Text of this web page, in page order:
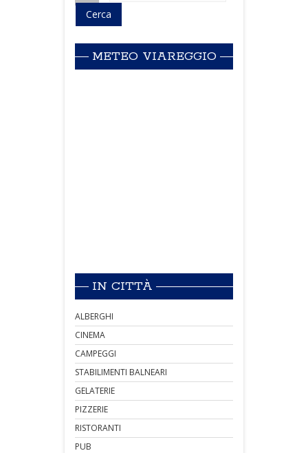
METEO VIAREGGIO
IN CITTÀ
ALBERGHI
CINEMA
CAMPEGGI
STABILIMENTI BALNEARI
GELATERIE
PIZZERIE
RISTORANTI
PUB